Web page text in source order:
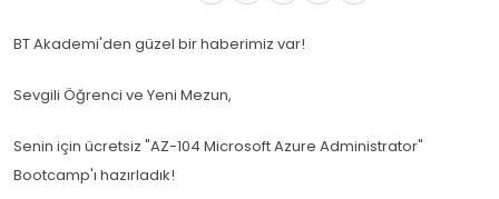
BT Akademi'den güzel bir haberimiz var!
Sevgili Öğrenci ve Yeni Mezun,
Senin için ücretsiz "AZ-104 Microsoft Azure Administrator"
Bootcamp'ı hazırladık!